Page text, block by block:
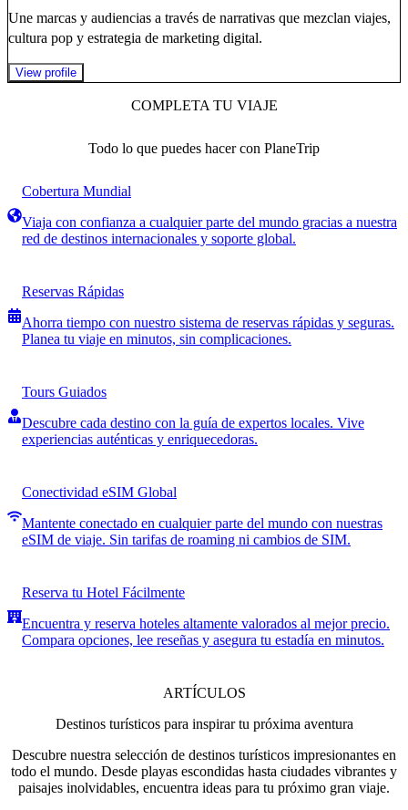
Une marcas y audiencias a través de narrativas que mezclan viajes,
cultura pop y estrategia de marketing digital.
View profile
COMPLETA TU VIAJE
Todo lo que puedes hacer con PlaneTrip
Cobertura Mundial
Viaja con confianza a cualquier parte del mundo gracias a nuestra
red de destinos internacionales y soporte global.
Reservas Rápidas
Ahorra tiempo con nuestro sistema de reservas rápidas y seguras.
Planea tu viaje en minutos, sin complicaciones.
Tours Guiados
Descubre cada destino con la guía de expertos locales. Vive
experiencias auténticas y enriquecedoras.
Conectividad eSIM Global
Mantente conectado en cualquier parte del mundo con nuestras
eSIM de viaje. Sin tarifas de roaming ni cambios de SIM.
Reserva tu Hotel Fácilmente
Encuentra y reserva hoteles altamente valorados al mejor precio.
Compara opciones, lee reseñas y asegura tu estadía en minutos.
ARTÍCULOS
Destinos turísticos para inspirar tu próxima aventura
Descubre nuestra selección de destinos turísticos impresionantes en
todo el mundo. Desde playas escondidas hasta ciudades vibrantes y
paisajes inolvidables, encuentra ideas para tu próximo gran viaje.